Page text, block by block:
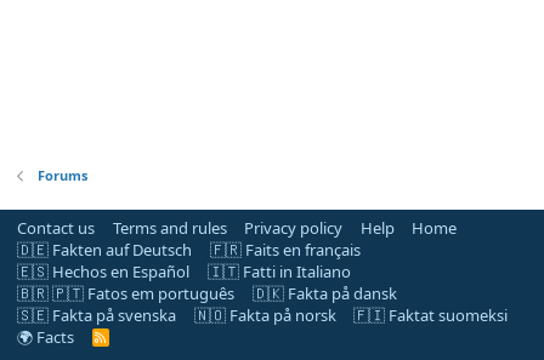
Forums
Contact us Terms and rules Privacy policy Help
Home
🇩🇪 Fakten auf Deutsch
🇫🇷 Faits en français
🇪🇸 Hechos en Español
🇮🇹 Fatti in Italiano
🇧🇷 🇵🇹 Fatos em português
🇩🇰 Fakta på dansk
🇸🇪 Fakta på svenska
🇳🇴 Fakta på norsk
🇫🇮 Faktat suomeksi
🌍 Facts
R